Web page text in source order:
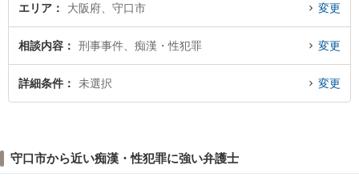
エリア 大阪府、守口市 変更
相談内容 刑事事件、痴漢・性犯罪 変更
詳細条件 未選択 変更
守口市から近い痴漢・性犯罪に強い弁護士